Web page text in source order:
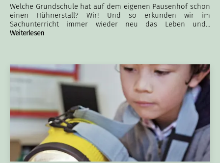
Welche Grundschule hat auf dem eigenen Pausenhof schon
einen Hühnerstall? Wir! Und so erkunden wir im
Sachunterricht immer wieder neu das Leben und…
Weiterlesen